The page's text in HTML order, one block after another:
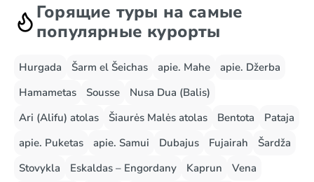
Горящие туры на самые
популярные курорты
Hurgada Šarm el Šeichas apie. Mahe
apie. Džerba
Hamametas
Sousse
Nusa Dua (Balis)
Ari (Alifu) atolas
Šiaurės Malės atolas Bentota
Pataja
apie. Puketas
apie. Samui Dubajus Fujairah
Šardža
Stovykla
Eskaldas – Engordany Kaprun
Vena